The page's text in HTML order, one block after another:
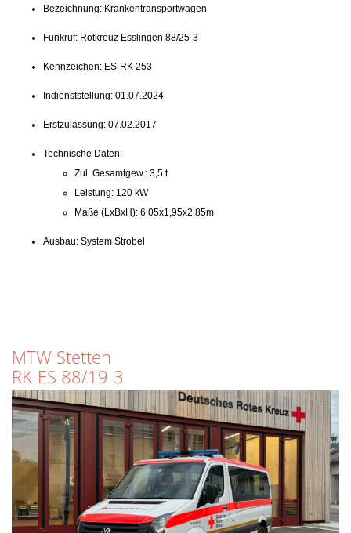
Bezeichnung: Krankentransportwagen
Funkruf: Rotkreuz Esslingen 88/25-3
Kennzeichen: ES-RK 253
Indienststellung: 01.07.2024
Erstzulassung: 07.02.2017
Technische Daten:
Zul. Gesamtgew.: 3,5 t
Leistung: 120 kW
Maße (LxBxH): 6,05x1,95x2,85m
Ausbau: System Strobel
MTW Stetten
RK-ES 88/19-3